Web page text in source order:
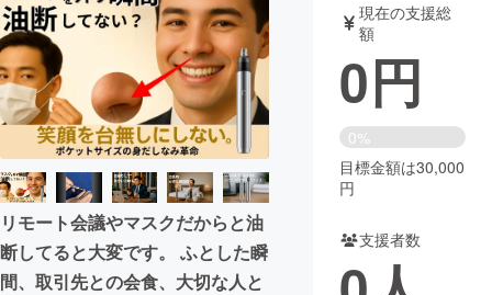
テクノロジー・ガジェット
映像・映画 書籍・雑誌
ビジネス・起業 チャレンジ
まちづくり・地域活性化
CAMPFIRE for Social Good
CAMPFIRE Creation
リモート会議やマスクだからと油
断してると大変です。 ふとした瞬
間、取引先との会食、大切な人と
現在の支援総
額
0円
0%
目標金額は30,000
円
支援者数